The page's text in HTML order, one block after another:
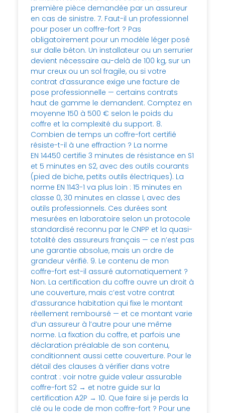
première pièce demandée par un assureur
en cas de sinistre. 7. Faut-il un professionnel
pour poser un coffre-fort ? Pas
obligatoirement pour un modèle léger posé
sur dalle béton. Un installateur ou un serrurier
devient nécessaire au-delà de 100 kg, sur un
mur creux ou un sol fragile, ou si votre
contrat d’assurance exige une facture de
pose professionnelle — certains contrats
haut de gamme le demandent. Comptez en
moyenne 150 à 500 € selon le poids du
coffre et la complexité du support. 8.
Combien de temps un coffre-fort certifié
résiste-t-il à une effraction ? La norme
EN 14450 certifie 3 minutes de résistance en S1
et 5 minutes en S2, avec des outils courants
(pied de biche, petits outils électriques). La
norme EN 1143-1 va plus loin : 15 minutes en
classe 0, 30 minutes en classe I, avec des
outils professionnels. Ces durées sont
mesurées en laboratoire selon un protocole
standardisé reconnu par le CNPP et la quasi-
totalité des assureurs français — ce n’est pas
une garantie absolue, mais un ordre de
grandeur vérifié. 9. Le contenu de mon
coffre-fort est-il assuré automatiquement ?
Non. La certification du coffre ouvre un droit à
une couverture, mais c’est votre contrat
d’assurance habitation qui fixe le montant
réellement remboursé — et ce montant varie
d’un assureur à l’autre pour une même
norme. La fixation du coffre, et parfois une
déclaration préalable de son contenu,
conditionnent aussi cette couverture. Pour le
détail des clauses à vérifier dans votre
contrat : voir notre guide valeur assurable
coffre-fort S2 → et notre guide sur la
certification A2P → 10. Que faire si je perds la
clé ou le code de mon coffre-fort ? Pour une